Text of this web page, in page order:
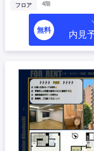
フロア 4階
無料 内見